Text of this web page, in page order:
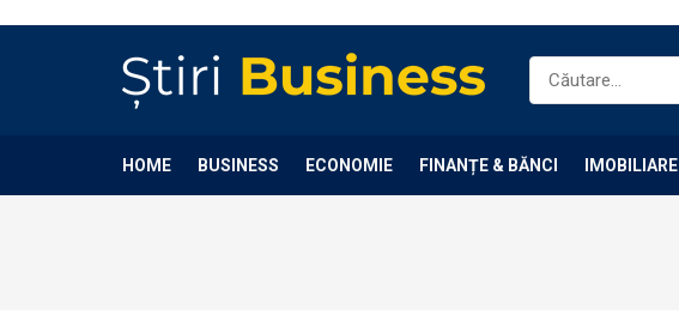
HOME BUSINESS ECONOMIE FINANȚE & BĂNCI IMOBILIARE